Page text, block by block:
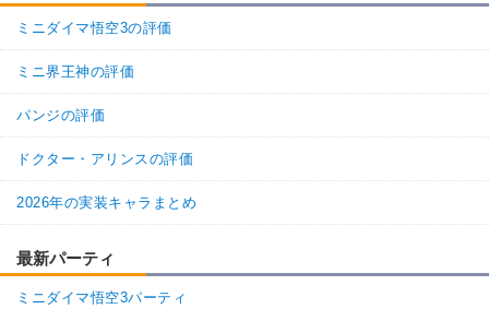
ミニダイマ悟空3の評価
ミニ界王神の評価
パンジの評価
ドクター・アリンスの評価
2026年の実装キャラまとめ
最新パーティ
ミニダイマ悟空3パーティ